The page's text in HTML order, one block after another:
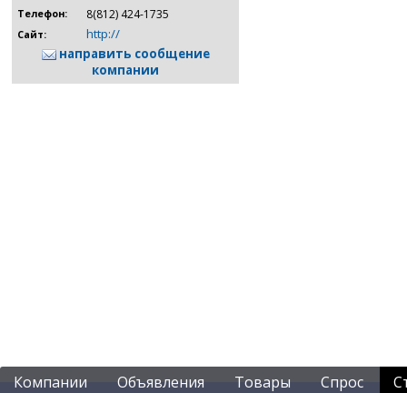
Телефон:
8(812) 424-1735
Сайт:
http://
направить сообщение
компании
Компании Объявления Товары Спрос